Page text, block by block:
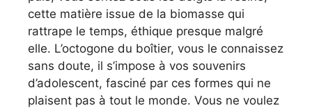
cette matière issue de la biomasse qui
rattrape le temps, éthique presque malgré
elle. L’octogone du boîtier, vous le connaissez
sans doute, il s’impose à vos souvenirs
d’adolescent, fasciné par ces formes qui ne
plaisent pas à tout le monde. Vous ne voulez